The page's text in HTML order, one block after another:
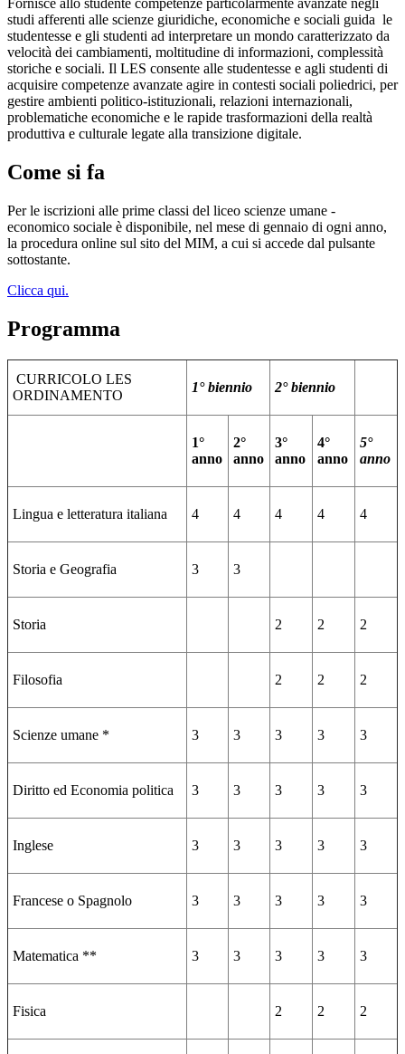
Fornisce allo studente competenze particolarmente avanzate negli
studi afferenti alle scienze giuridiche, economiche e sociali guida le
studentesse e gli studenti ad interpretare un mondo caratterizzato da
velocità dei cambiamenti, moltitudine di informazioni, complessità
storiche e sociali. Il LES consente alle studentesse e agli studenti di
acquisire competenze avanzate agire in contesti sociali poliedrici, per
gestire ambienti politico-istituzionali, relazioni internazionali,
problematiche economiche e le rapide trasformazioni della realtà
produttiva e culturale legate alla transizione digitale.
Come si fa
Per le iscrizioni alle prime classi del liceo scienze umane -
economico sociale è disponibile, nel mese di gennaio di ogni anno,
la procedura online sul sito del MIM, a cui si accede dal pulsante
sottostante.
Clicca qui.
Programma
CURRICOLO LES
ORDINAMENTO
1° biennio 2° biennio
1°
anno
2°
anno
3°
anno
4°
anno
5°
anno
Lingua e letteratura italiana 4 4 4 4 4
Storia e Geografia 3 3
Storia 2 2 2
Filosofia 2 2 2
Scienze umane * 3 3 3 3 3
Diritto ed Economia politica 3 3 3 3 3
Inglese 3 3 3 3 3
Francese o Spagnolo 3 3 3 3 3
Matematica ** 3 3 3 3 3
Fisica 2 2 2